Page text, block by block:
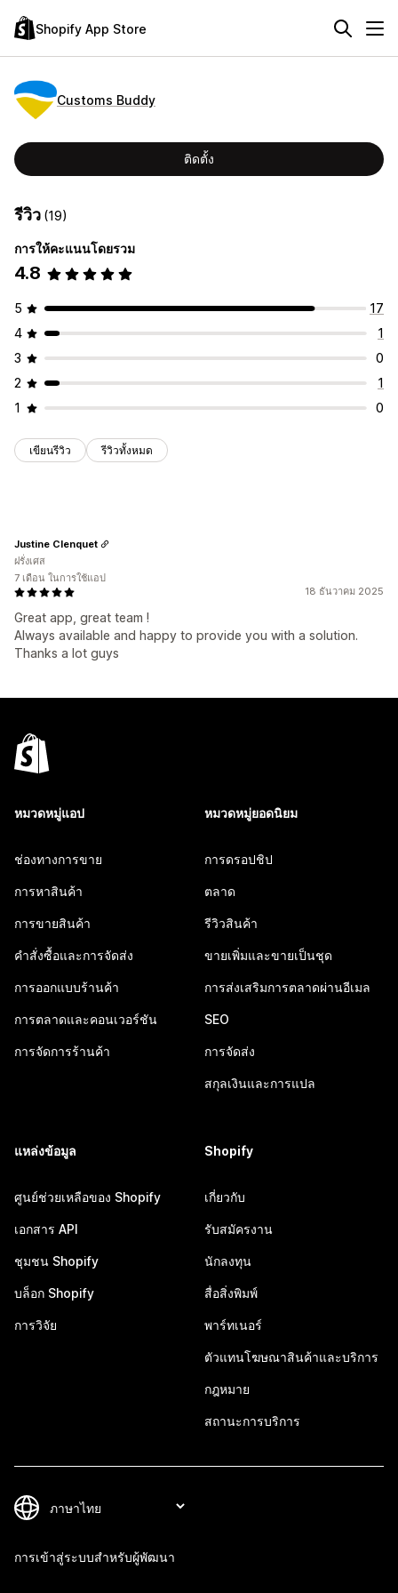
Shopify App Store
Customs Buddy
ติดตั้ง
รีวิว (19)
การให้คะแนนโดยรวม
4.8
5
17
4
1
3
0
2
1
1
0
เขียนรีวิว รีวิวทั้งหมด
18 ธันวาคม 2025
Great app, great team !
Always available and happy to provide you with a solution.
Thanks a lot guys
Justine Clenquet
ฝรั่งเศส
7 เดือน ในการใช้แอป
หมวดหมู่แอป
ช่องทางการขาย
การหาสินค้า
การขายสินค้า
คำสั่งซื้อและการจัดส่ง
การออกแบบร้านค้า
การตลาดและคอนเวอร์ชัน
การจัดการร้านค้า
หมวดหมู่ยอดนิยม
การดรอปชิป
ตลาด
รีวิวสินค้า
ขายเพิ่มและขายเป็นชุด
การส่งเสริมการตลาดผ่านอีเมล
SEO
การจัดส่ง
สกุลเงินและการแปล
แหล่งข้อมูล
ศูนย์ช่วยเหลือของ Shopify
เอกสาร API
ชุมชน Shopify
บล็อก Shopify
การวิจัย
Shopify
เกี่ยวกับ
รับสมัครงาน
นักลงทุน
สื่อสิ่งพิมพ์
พาร์ทเนอร์
ตัวแทนโฆษณาสินค้าและบริการ
กฎหมาย
สถานะการบริการ
การเข้าสู่ระบบสำหรับผู้พัฒนา